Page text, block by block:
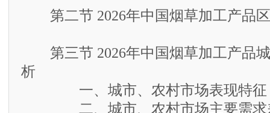
第二节 2026年中国烟草加工产品
第三节 2026年中国烟草加工产品城
析
一、城市、农村市场表现特征
二、城市、农村市场主要需求